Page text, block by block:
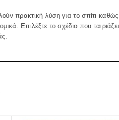
πρακτική λύση για το σπίτι καθώς
Επιλέξτε το σχέδιο που ταιριάζει